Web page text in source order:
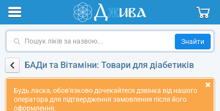
Пошук
за
назвоюБАДи та Вітаміни: Товари для діабетиків
Будь ласка, обов'язково дочекайтеся дзвінка від нашого
оператора для підтвердження замовлення після його
оформлення.